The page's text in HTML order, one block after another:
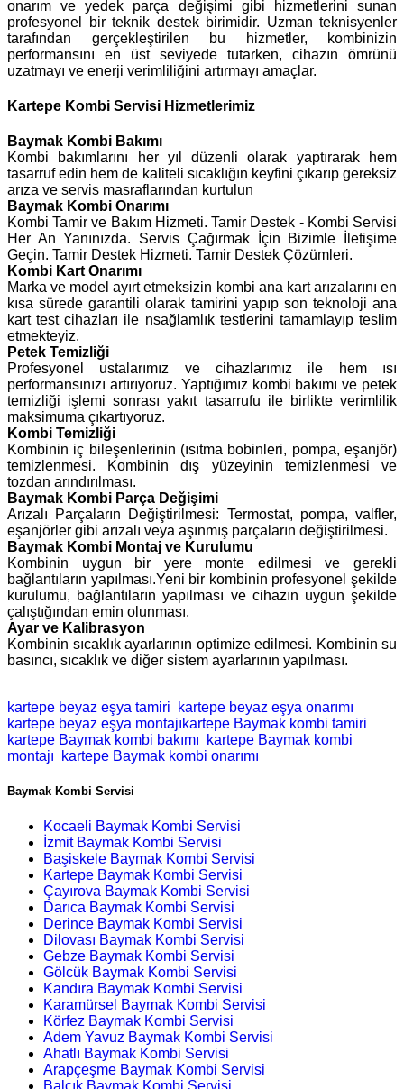
onarım ve yedek parça değişimi gibi hizmetlerini sunan
profesyonel bir teknik destek birimidir. Uzman teknisyenler
tarafından gerçekleştirilen bu hizmetler, kombinizin
performansını en üst seviyede tutarken, cihazın ömrünü
uzatmayı ve enerji verimliliğini artırmayı amaçlar.
Kartepe Kombi Servisi Hizmetlerimiz
Baymak Kombi Bakımı
Kombi bakımlarını her yıl düzenli olarak yaptırarak hem
tasarruf edin hem de kaliteli sıcaklığın keyfini çıkarıp gereksiz
arıza ve servis masraflarından kurtulun
Baymak Kombi Onarımı
Kombi Tamir ve Bakım Hizmeti. Tamir Destek - Kombi Servisi
Her An Yanınızda. Servis Çağırmak İçin Bizimle İletişime
Geçin. Tamir Destek Hizmeti. Tamir Destek Çözümleri.
Kombi Kart Onarımı
Marka ve model ayırt etmeksizin kombi ana kart arızalarını en
kısa sürede garantili olarak tamirini yapıp son teknoloji ana
kart test cihazları ile nsağlamlık testlerini tamamlayıp teslim
etmekteyiz.
Petek Temizliği
Profesyonel ustalarımız ve cihazlarımız ile hem ısı
performansınızı artırıyoruz. Yaptığımız kombi bakımı ve petek
temizliği işlemi sonrası yakıt tasarrufu ile birlikte verimlilik
maksimuma çıkartıyoruz.
Kombi Temizliği
Kombinin iç bileşenlerinin (ısıtma bobinleri, pompa, eşanjör)
temizlenmesi. Kombinin dış yüzeyinin temizlenmesi ve
tozdan arındırılması.
Baymak Kombi Parça Değişimi
Arızalı Parçaların Değiştirilmesi: Termostat, pompa, valfler,
eşanjörler gibi arızalı veya aşınmış parçaların değiştirilmesi.
Baymak Kombi Montaj ve Kurulumu
Kombinin uygun bir yere monte edilmesi ve gerekli
bağlantıların yapılması.Yeni bir kombinin profesyonel şekilde
kurulumu, bağlantıların yapılması ve cihazın uygun şekilde
çalıştığından emin olunması.
Ayar ve Kalibrasyon
Kombinin sıcaklık ayarlarının optimize edilmesi. Kombinin su
basıncı, sıcaklık ve diğer sistem ayarlarının yapılması.
kartepe beyaz eşya tamiri
kartepe beyaz eşya onarımı
kartepe beyaz eşya montajıkartepe Baymak kombi tamiri
kartepe Baymak kombi bakımı
kartepe Baymak kombi
montajı
kartepe Baymak kombi onarımı
Baymak Kombi Servisi
Kocaeli Baymak Kombi Servisi
İzmit Baymak Kombi Servisi
Başiskele Baymak Kombi Servisi
Kartepe Baymak Kombi Servisi
Çayırova Baymak Kombi Servisi
Darıca Baymak Kombi Servisi
Derince Baymak Kombi Servisi
Dilovası Baymak Kombi Servisi
Gebze Baymak Kombi Servisi
Gölcük Baymak Kombi Servisi
Kandıra Baymak Kombi Servisi
Karamürsel Baymak Kombi Servisi
Körfez Baymak Kombi Servisi
Adem Yavuz Baymak Kombi Servisi
Ahatlı Baymak Kombi Servisi
Arapçeşme Baymak Kombi Servisi
Balçık Baymak Kombi Servisi